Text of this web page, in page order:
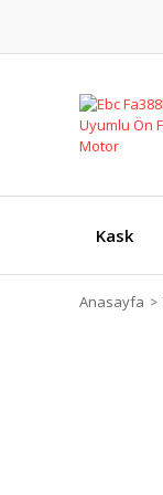
Kask
Anasayfa